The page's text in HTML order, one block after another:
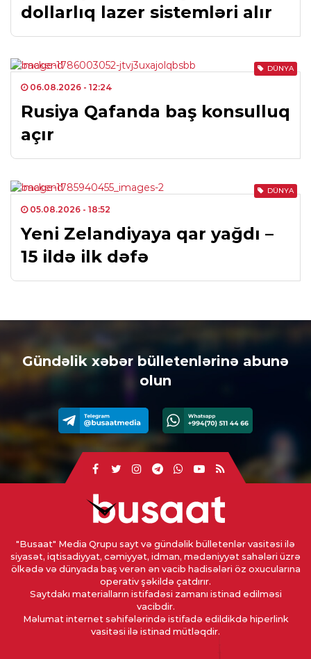
dollarlıq lazer sistemləri alır
DÜNYA
06.08.2026 - 12:24
Rusiya Qafanda baş konsulluq
açır
DÜNYA
05.08.2026 - 18:52
Yeni Zelandiyaya qar yağdı –
15 ildə ilk dəfə
Gündəlik xəbər bülletenlərinə abunə
olun
"Busaat" Media Qrupu sayt və gündəlik bülletenlər vasitəsi ilə
siyasət, iqtisadiyyat, cəmiyyət, idman, mədəniyyət sahələri üzrə
ölkədə və dünyada baş verən ən vacib hadisələri öz oxucularına
operativ şəkildə çatdırır.
Saytdakı materialların istifadəsi zamanı istinad edilməsi
vacibdir.
Məlumat internet səhifələrində istifadə edildikdə hiperlink
vasitəsi ilə istinad mütləqdir.